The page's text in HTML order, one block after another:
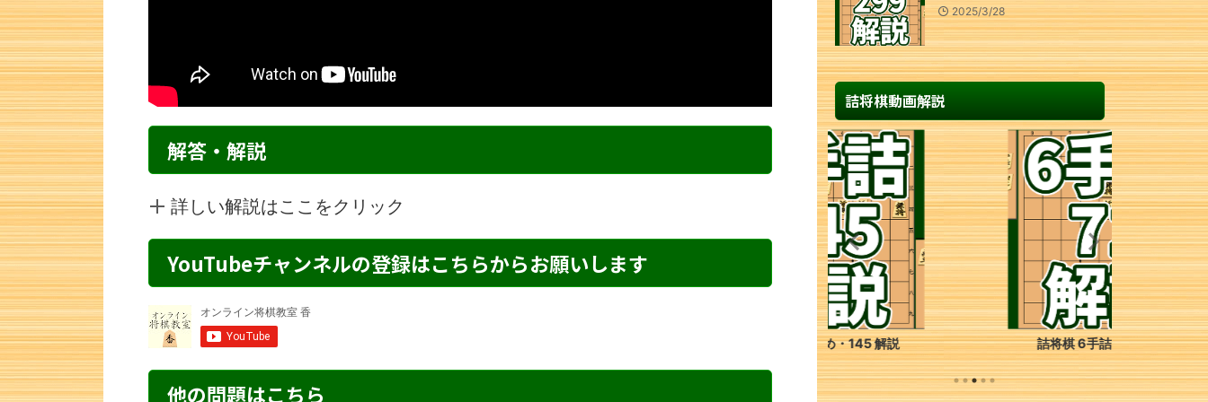
解答・解説
詳しい解説はここをクリック
YouTubeチャンネルの登録はこちらからお願いします
他の問題はこちら
2025/3/28
詰将棋動画解説
詰将棋 7手詰め・4 解説 詰将棋 6手詰め・71 解説 詰